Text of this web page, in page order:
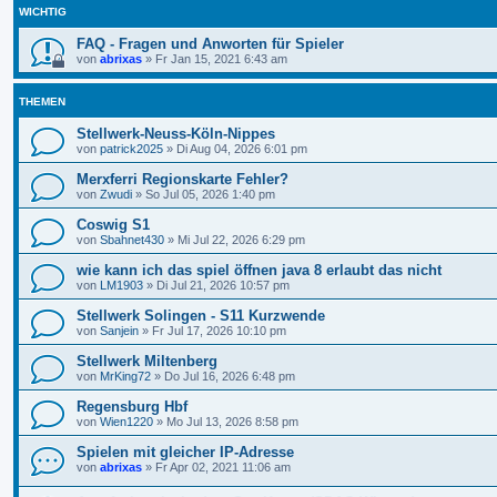
WICHTIG
FAQ - Fragen und Anworten für Spieler
von abrixas » Fr Jan 15, 2021 6:43 am
THEMEN
Stellwerk-Neuss-Köln-Nippes
von patrick2025 » Di Aug 04, 2026 6:01 pm
Merxferri Regionskarte Fehler?
von Zwudi » So Jul 05, 2026 1:40 pm
Coswig S1
von Sbahnet430 » Mi Jul 22, 2026 6:29 pm
wie kann ich das spiel öffnen java 8 erlaubt das nicht
von LM1903 » Di Jul 21, 2026 10:57 pm
Stellwerk Solingen - S11 Kurzwende
von Sanjein » Fr Jul 17, 2026 10:10 pm
Stellwerk Miltenberg
von MrKing72 » Do Jul 16, 2026 6:48 pm
Regensburg Hbf
von Wien1220 » Mo Jul 13, 2026 8:58 pm
Spielen mit gleicher IP-Adresse
von abrixas » Fr Apr 02, 2021 11:06 am